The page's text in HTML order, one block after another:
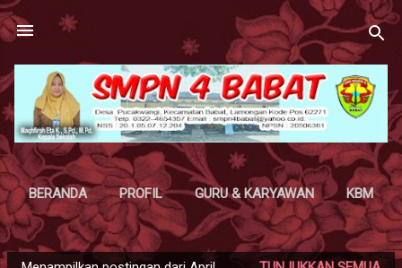
Langsung ke konten utama
BERANDA PROFIL GURU & KARYAWAN KBM
EKSTRA PPDB GALERY LAINNYA…